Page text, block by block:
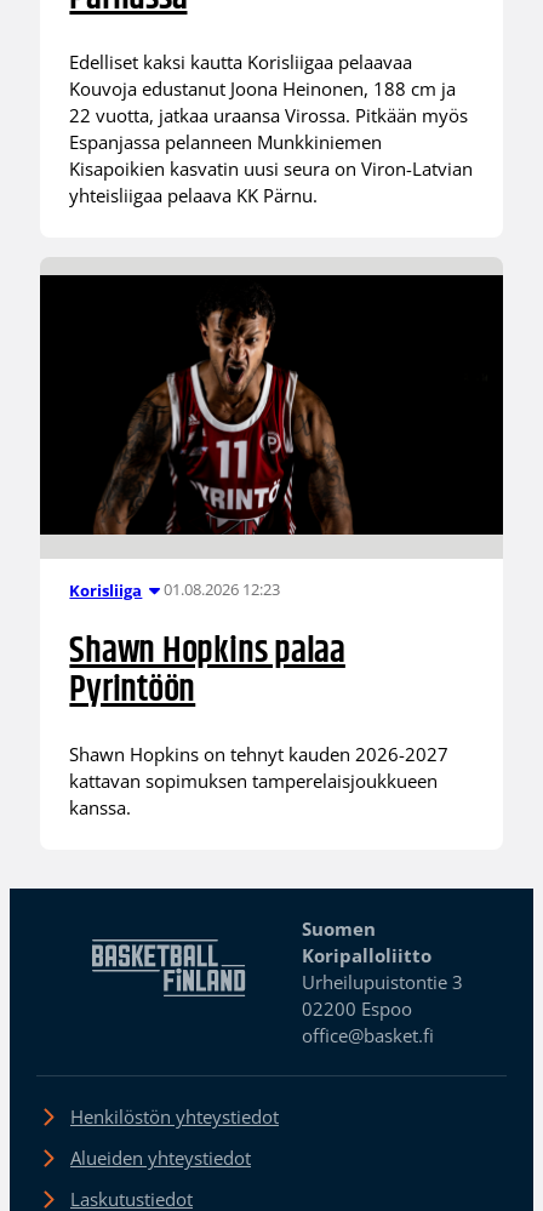
Edelliset kaksi kautta Korisliigaa pelaavaa
Kouvoja edustanut Joona Heinonen, 188 cm ja
22 vuotta, jatkaa uraansa Virossa. Pitkään myös
Espanjassa pelanneen Munkkiniemen
Kisapoikien kasvatin uusi seura on Viron-Latvian
yhteisliigaa pelaava KK Pärnu.
Korisliiga 01.08.2026 12:23
Shawn Hopkins palaa
Pyrintöön
Shawn Hopkins on tehnyt kauden 2026-2027
kattavan sopimuksen tamperelaisjoukkueen
kanssa.
Suomen
Koripalloliitto
Urheilupuistontie 3
02200 Espoo
office@basket.fi
Henkilöstön yhteystiedot
Alueiden yhteystiedot
Laskutustiedot